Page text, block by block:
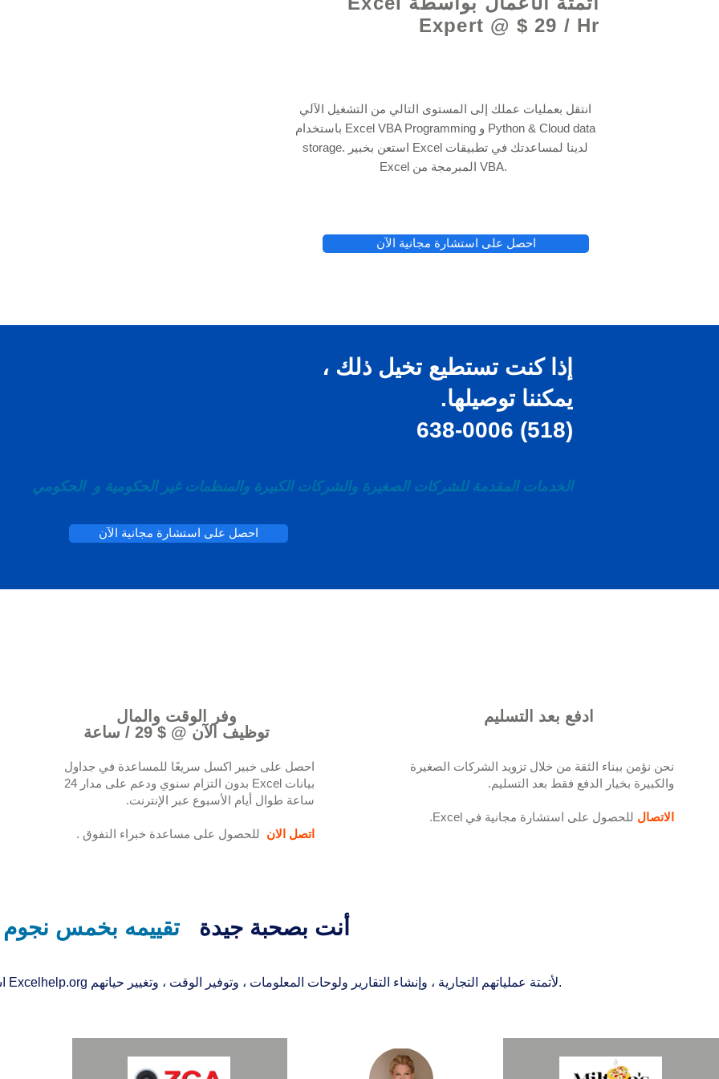
Expert @ $ 29 / Hr
انتقل بعمليات عملك إلى المستوى التالي من التشغيل الآلي
باستخدام Excel VBA Programming و Python & Cloud data
storage. استعن بخبير Excel لدينا لمساعدتك في تطبيقات
Excel المبرمجة من VBA.
احصل على استشارة مجانية الآن
إذا كنت تستطيع تخيل ذلك ،
يمكننا توصيلها.
(518) 638-0006
الخدمات المقدمة للشركات الصغيرة والشركات الكبيرة والمنظمات غير الحكومية و الحكومي
احصل على استشارة مجانية الآن
وفر الوقت والمال
توظيف الآن @ $ 29 / ساعة
احصل على خبير اكسل سريعًا للمساعدة في جداول
بيانات Excel بدون التزام سنوي ودعم على مدار 24
ساعة طوال أيام الأسبوع عبر الإنترنت.
اتصل الان للحصول على مساعدة خبراء التفوق .
نحن نؤمن ببناء الثقة من خلال تزويد الشركات الصغيرة
والكبيرة بخيار الدفع فقط بعد التسليم.
الاتصال للحصول على استشارة مجانية في Excel.
أنت بصحبة جيدة تقييمه بخمس نجوم
استخدم الآلاف من الأشخاص حول العالم Excelhelp.org لأتمتة عملياتهم التجارية ، وإنشاء التقارير ولوحات المعلومات ، وتوفير الوقت ، وتغيير حياتهم.